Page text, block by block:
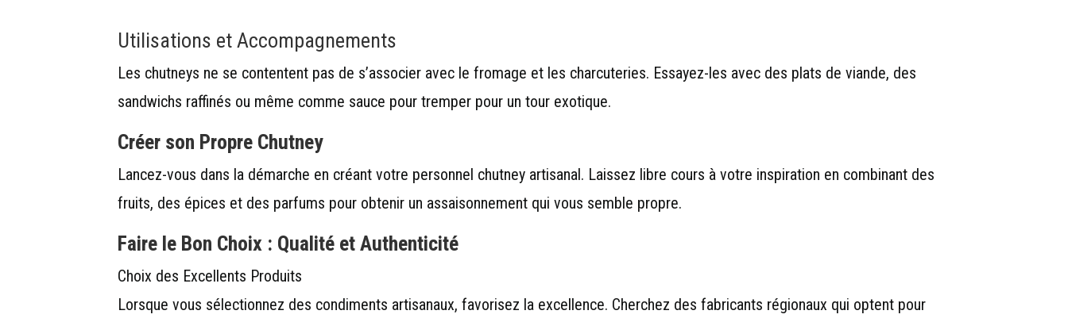
Utilisations et Accompagnements
Les chutneys ne se contentent pas de s’associer avec le fromage et les charcuteries. Essayez-les avec des plats de viande, des
sandwichs raffinés ou même comme sauce pour tremper pour un tour exotique.
Créer son Propre Chutney
Lancez-vous dans la démarche en créant votre personnel chutney artisanal. Laissez libre cours à votre inspiration en combinant des
fruits, des épices et des parfums pour obtenir un assaisonnement qui vous semble propre.
Faire le Bon Choix : Qualité et Authenticité
Choix des Excellents Produits
Lorsque vous sélectionnez des condiments artisanaux, favorisez la excellence. Cherchez des fabricants régionaux qui optent pour